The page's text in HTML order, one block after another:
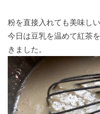
粉を直接入れても美味しい
今日は豆乳を温めて紅茶
きました。